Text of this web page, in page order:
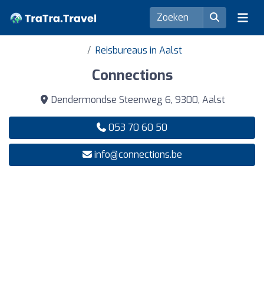
Reisbureaus in Aalst
Connections
Dendermondse Steenweg 6, 9300, Aalst
053 70 60 50
info@connections.be